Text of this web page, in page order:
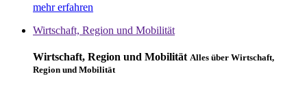
mehr erfahren
Wirtschaft, Region und Mobilität
Wirtschaft, Region und Mobilität Alles über Wirtschaft,
Region und Mobilität